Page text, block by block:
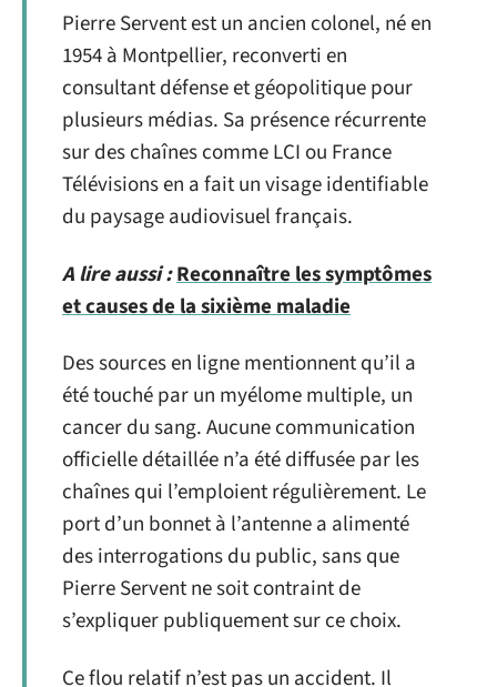
Pierre Servent est un ancien colonel, né en
1954 à Montpellier, reconverti en
consultant défense et géopolitique pour
plusieurs médias. Sa présence récurrente
sur des chaînes comme LCI ou France
Télévisions en a fait un visage identifiable
du paysage audiovisuel français.
A lire aussi :Reconnaître les symptômes
et causes de la sixième maladie
Des sources en ligne mentionnent qu’il a
été touché par un myélome multiple, un
cancer du sang. Aucune communication
officielle détaillée n’a été diffusée par les
chaînes qui l’emploient régulièrement. Le
port d’un bonnet à l’antenne a alimenté
des interrogations du public, sans que
Pierre Servent ne soit contraint de
s’expliquer publiquement sur ce choix.
Ce flou relatif n’est pas un accident. Il